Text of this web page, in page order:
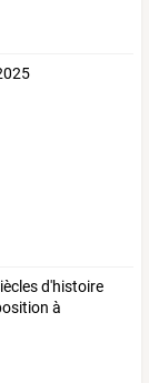
d'histoire
à